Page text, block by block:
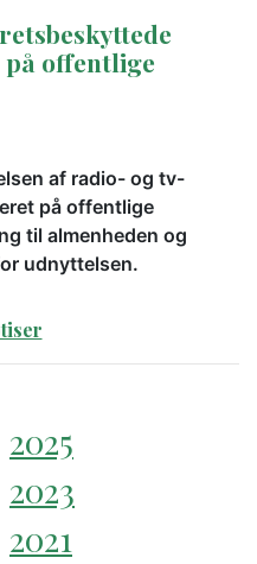
offentlige
af radio- og tv-
på offentlige
til almenheden og
udnyttelsen.
2025
2023
2021